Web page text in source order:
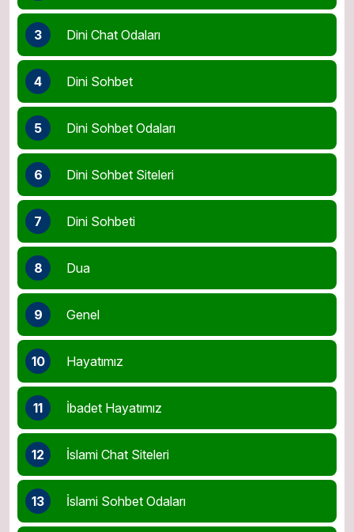
3 Dini Chat Odaları
4 Dini Sohbet
5 Dini Sohbet Odaları
6 Dini Sohbet Siteleri
7 Dini Sohbeti
8 Dua
9 Genel
10 Hayatımız
11 İbadet Hayatımız
12 İslami Chat Siteleri
13 İslami Sohbet Odaları